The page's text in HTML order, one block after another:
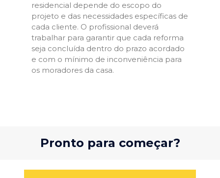
residencial depende do escopo do
projeto e das necessidades específicas de
cada cliente. O profissional deverá
trabalhar para garantir que cada reforma
seja concluída dentro do prazo acordado
e com o mínimo de inconveniência para
os moradores da casa.
Pronto para começar?